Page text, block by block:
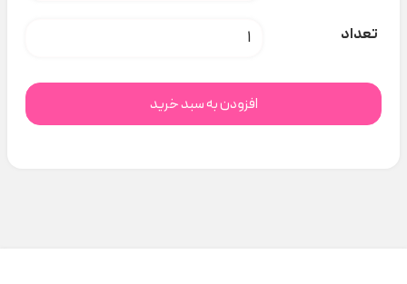
تعداد ست جودون COOL کدM00107 عدد
افزودن به سبد خرید